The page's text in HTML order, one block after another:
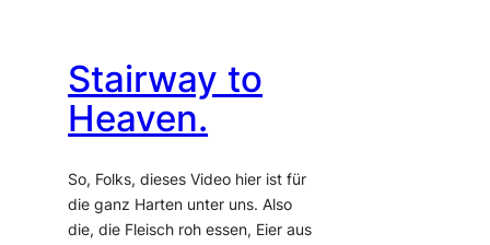
Stairway to
Heaven.
So, Folks, dieses Video hier ist für
die ganz Harten unter uns. Also
die, die Fleisch roh essen, Eier aus